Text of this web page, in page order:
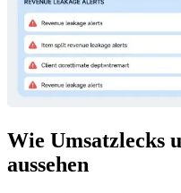
Wie Umsatzlecks
aussehen